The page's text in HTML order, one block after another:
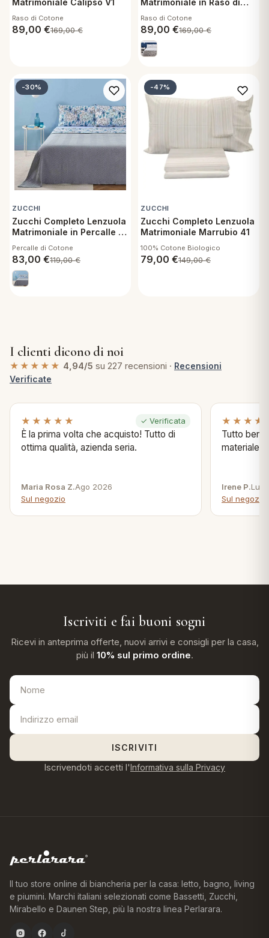
Matrimoniale Calipso V1
Raso di Cotone
89,00 €169,00€
Matrimoniale in Raso di
Raso di Cotone
89,00 €169,00€
-30%
ZUCCHI
Zucchi Completo Lenzuola
Matrimoniale in Percalle di
Percalle di Cotone
83,00 €119,00€
-47%
ZUCCHI
Zucchi Completo Lenzuola
Matrimoniale Marrubio 41
100% Cotone Biologico
79,00 €149,00€
I clienti dicono di noi
★★★★★ 4,94/5 su 227 recensioni · Recensioni
Verificate
★★★★★ ✓ Verificata
È la prima volta che acquisto! Tutto di
ottima qualità, azienda seria.
Maria Rosa Z.Ago 2026
Sul negozio
Tutto bene
materiale .
Irene P.Lug
Sul negozio
Iscriviti e fai buoni sogni
Ricevi in anteprima offerte, nuovi arrivi e consigli per la casa,
più il 10% sul primo ordine.
ISCRIVITI
Iscrivendoti accetti l'Informativa sulla Privacy
Il tuo store online di biancheria per la casa: letto, bagno, living
e piumini. Marchi italiani selezionati come Bassetti, Zucchi,
Mirabello e Daunen Step, più la nostra linea Perlarara.